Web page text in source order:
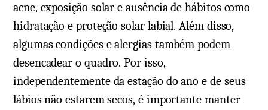
acne, exposição solar e ausência de hábitos como
hidratação e proteção solar labial. Além disso,
algumas condições e alergias também podem
desencadear o quadro. Por isso,
independentemente da estação do ano e de seus
lábios não estarem secos, é importante manter